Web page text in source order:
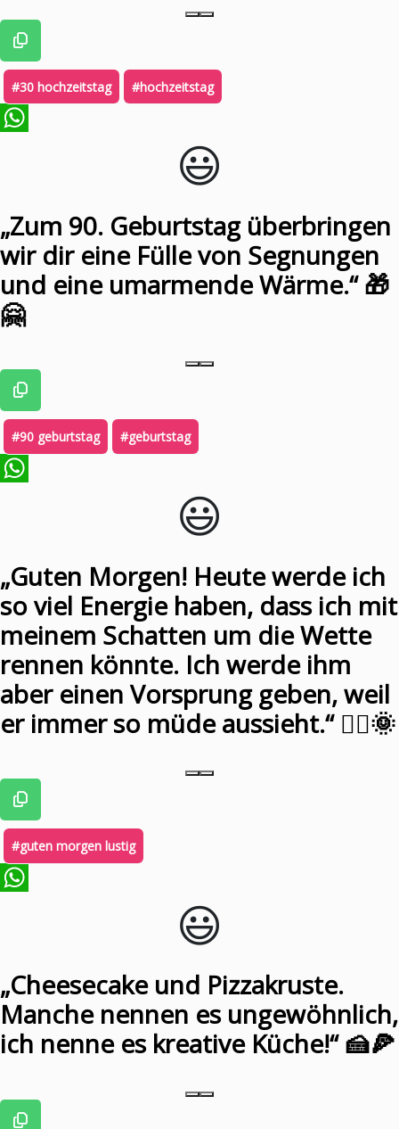
#30 hochzeitstag #hochzeitstag
😃️
„Zum 90. Geburtstag überbringen
wir dir eine Fülle von Segnungen
und eine umarmende Wärme.“ 🎁
🤗
#90 geburtstag #geburtstag
😃️
„Guten Morgen! Heute werde ich
so viel Energie haben, dass ich mit
meinem Schatten um die Wette
rennen könnte. Ich werde ihm
aber einen Vorsprung geben, weil
er immer so müde aussieht.“ 🏃‍♀️🌞
#guten morgen lustig
😃️
„Cheesecake und Pizzakruste.
Manche nennen es ungewöhnlich,
ich nenne es kreative Küche!“ 🍰🍕